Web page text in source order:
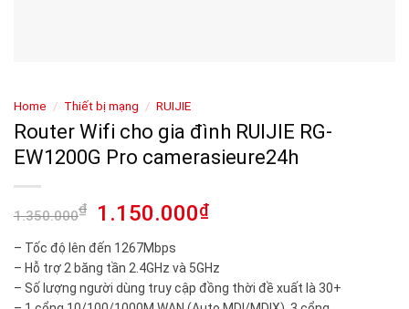
Home / Thiết bị mạng / RUIJIE
Router Wifi cho gia đình RUIJIE RG-
EW1200G Pro camerasieure24h
1.350.000₫ 1.150.000₫
– Tốc độ lên đến 1267Mbps
– Hỗ trợ 2 băng tần 2.4GHz và 5GHz
– Số lượng người dùng truy cập đồng thời đề xuất là 30+